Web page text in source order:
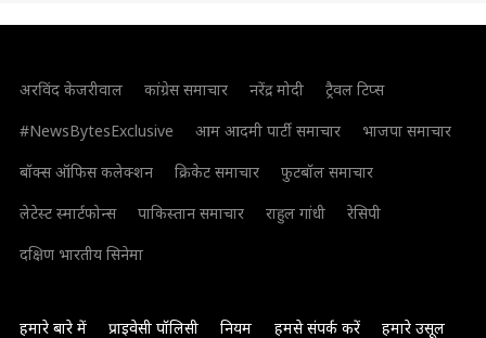
अरविंद केजरीवाल कांग्रेस समाचार नरेंद्र मोदी
ट्रैवल टिप्स
#NewsBytesExclusive
आम आदमी पार्टी समाचार
भाजपा समाचार
बॉक्स ऑफिस कलेक्शन
क्रिकेट समाचार
फुटबॉल समाचार
लेटेस्ट स्मार्टफोन्स
पाकिस्तान समाचार राहुल गांधी
रेसिपी
दक्षिण भारतीय सिनेमा
हमारे बारे में प्राइवेसी पॉलिसी नियम हमसे संपर्क करें हमारे उसूल